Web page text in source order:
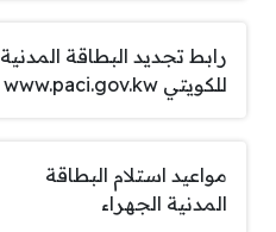
رابط تجديد البطاقة المدنية
للكويتي www.paci.gov.kw
مواعيد استلام البطاقة
المدنية الجهراء